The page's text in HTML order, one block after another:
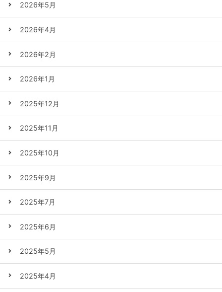
2026年5月
2026年4月
2026年2月
2026年1月
2025年12月
2025年11月
2025年10月
2025年9月
2025年7月
2025年6月
2025年5月
2025年4月